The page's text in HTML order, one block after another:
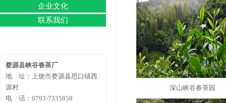
企业文化
联系我们
婺源县峡谷春茶厂
地 址：上饶市婺源县思口镇西
源村
电 话：0793-7335858
深山峡谷春茶园